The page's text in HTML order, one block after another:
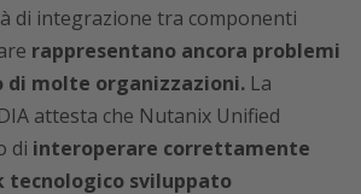
di integrazione tra componenti
rappresentano ancora problemi
di molte organizzazioni. La
attesta che Nutanix Unified
di interoperare correttamente
tecnologico sviluppato